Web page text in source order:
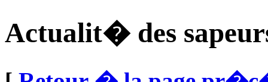
Actualit� des